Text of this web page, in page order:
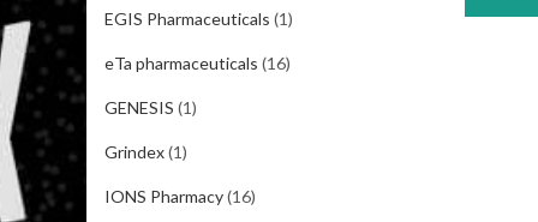
EGIS Pharmaceuticals (1)
eTa pharmaceuticals (16)
GENESIS (1)
Grindex(1)
IONS Pharmacy(16)